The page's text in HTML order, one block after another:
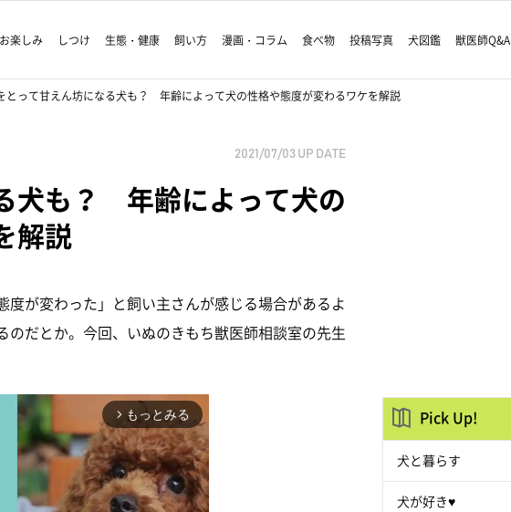
楽しみ しつけ 生態・健康 飼い方 漫画・コラム 食べ物 投稿写真 犬図鑑 獣医師Q&A
とって甘えん坊になる犬も？ 年齢によって犬の性格や態度が変わるワケを解説
2021/07/03 UP DATE
犬も？ 年齢によって犬の
解説
が変わった」と飼い主さんが感じる場合があるよ
だとか。今回、いぬのきもち獣医師相談室の先生
arrow_forward_ios もっとみる Pick Up!
犬と暮らす
犬が好き♥